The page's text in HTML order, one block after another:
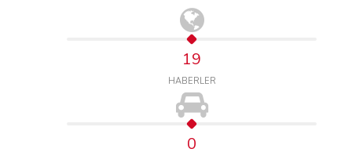
19
HABERLER
0